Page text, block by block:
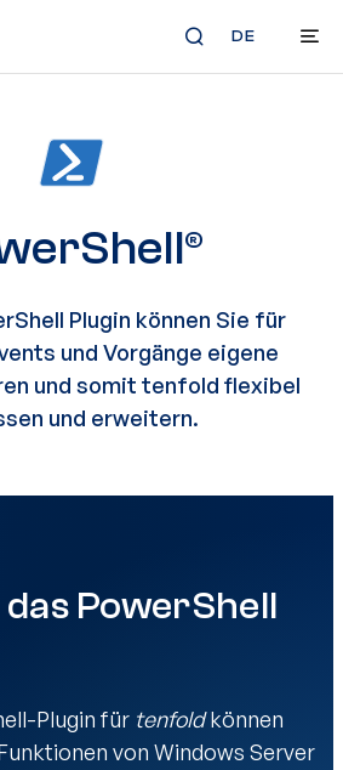
DE
Plugin können Sie für
und Vorgänge eigene
und somit tenfold flexibel
und erweitern.
PowerShell
Plugin für tenfoldkönnen
von Windows Server